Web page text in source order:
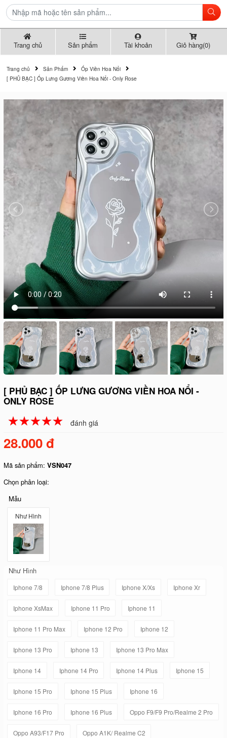
Trang chủ Sản phẩm Tài khoản Giỏ hàng(0)
Trang chủ Sản Phẩm
Ốp Viền Hoa Nổi
[ PHỦ BẠC ] Ốp Lưng Gương Viền Hoa Nổi - Only Rose
[ PHỦ BẠC ] ỐP LƯNG GƯƠNG VIỀN HOA NỔI -
ONLY ROSE
☆☆☆☆☆
★★★★★ đánh giá
28.000 đ
Mã sản phẩm:VSN047
Chọn phân loại:
Mẫu
Như Hình
Như Hình
Iphone 7/8 Iphone 7/8 Plus Iphone X/Xs Iphone Xr
Iphone XsMax Iphone 11 Pro Iphone 11
Iphone 11 Pro Max Iphone 12 Pro Iphone 12
Iphone 13 Pro Iphone 13 Iphone 13 Pro Max
Iphone 14 Iphone 14 Pro Iphone 14 Plus Iphone 15
Iphone 15 Pro Iphone 15 Plus Iphone 16
Iphone 16 Pro Iphone 16 Plus Oppo F9/F9 Pro/Realme 2 Pro
Oppo A93/F17 Pro Oppo A1K/ Realme C2